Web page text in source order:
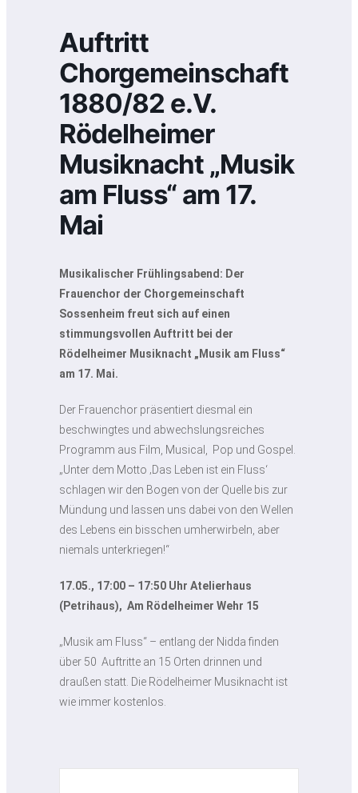
Auftritt
Chorgemeinschaft
1880/82 e.V.
Rödelheimer
Musiknacht „Musik
am Fluss“ am 17.
Mai
Musikalischer Frühlingsabend: Der
Frauenchor der Chorgemeinschaft
Sossenheim freut sich auf einen
stimmungsvollen Auftritt bei der
Rödelheimer Musiknacht „Musik am Fluss“
am 17. Mai.
Der Frauenchor präsentiert diesmal ein
beschwingtes und abwechslungsreiches
Programm aus Film, Musical, Pop und Gospel.
„Unter dem Motto ‚Das Leben ist ein Fluss‘
schlagen wir den Bogen von der Quelle bis zur
Mündung und lassen uns dabei von den Wellen
des Lebens ein bisschen umherwirbeln, aber
niemals unterkriegen!“
17.05., 17:00 – 17:50 Uhr Atelierhaus
(Petrihaus), Am Rödelheimer Wehr 15
„Musik am Fluss“ – entlang der Nidda finden
über 50 Auftritte an 15 Orten drinnen und
draußen statt. Die Rödelheimer Musiknacht ist
wie immer kostenlos.